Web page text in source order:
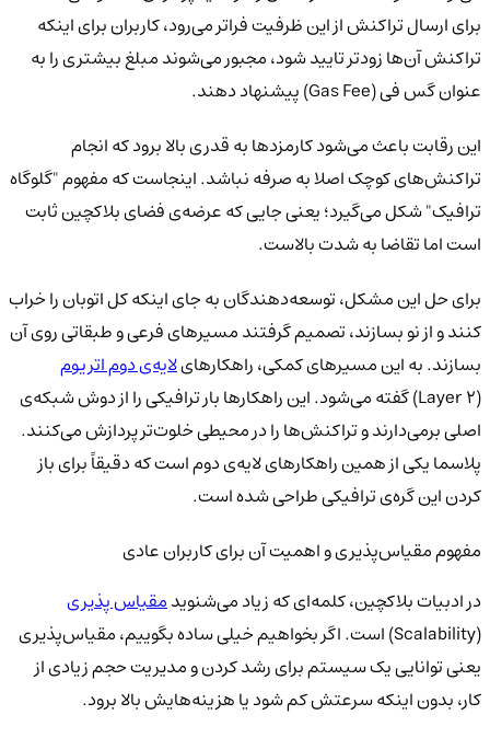
برای ارسال تراکنش از این ظرفیت فراتر می‌رود، کاربران برای اینکه
تراکنش آن‌ها زودتر تایید شود، مجبور می‌شوند مبلغ بیشتری را به
عنوان گس فی (Gas Fee) پیشنهاد دهند.
این رقابت باعث می‌شود کارمزدها به قدری بالا برود که انجام
تراکنش‌های کوچک اصلا به صرفه نباشد. اینجاست که مفهوم "گلوگاه
ترافیک" شکل می‌گیرد؛ یعنی جایی که عرضه‌ی فضای بلاکچین ثابت
است اما تقاضا به شدت بالاست.
برای حل این مشکل، توسعه‌دهندگان به جای اینکه کل اتوبان را خراب
کنند و از نو بسازند، تصمیم گرفتند مسیرهای فرعی و طبقاتی روی آن
بسازند. به این مسیرهای کمکی، راهکارهایلایه‌ی دوم اتریوم
(Layer 2) گفته می‌شود. این راهکارها بار ترافیکی را از دوش شبکه‌ی
اصلی برمی‌دارند و تراکنش‌ها را در محیطی خلوت‌تر پردازش می‌کنند.
پلاسما یکی از همین راهکارهای لایه‌ی دوم است که دقیقاً برای باز
کردن این گره‌ی ترافیکی طراحی شده است.
مفهوم مقیاس‌پذیری و اهمیت آن برای کاربران عادی
در ادبیات بلاکچین، کلمه‌ای که زیاد می‌شنویدمقیاس‌ پذیری
(Scalability) است. اگر بخواهیم خیلی ساده بگوییم، مقیاس‌پذیری
یعنی توانایی یک سیستم برای رشد کردن و مدیریت حجم زیادی از
کار، بدون اینکه سرعتش کم شود یا هزینه‌هایش بالا برود.